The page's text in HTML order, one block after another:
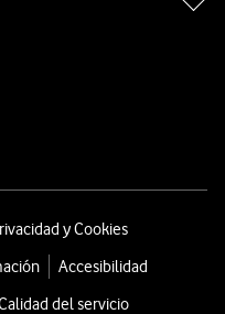
y Cookies
Accesibilidad
del servicio